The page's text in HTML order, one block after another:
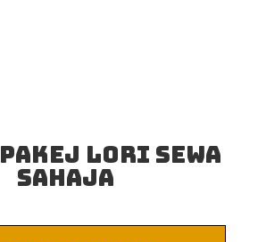
Lori Sewa
Sahaja